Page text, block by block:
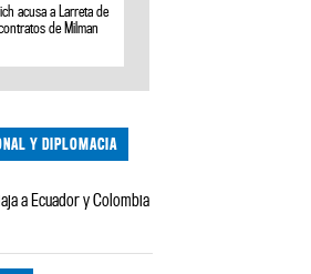
acusa a Larreta de
de Milman
Y DIPLOMACIA
a Ecuador y Colombia